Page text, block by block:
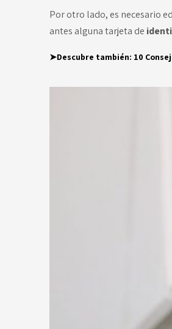
Por otro lado, es necesario
antes alguna tarjeta de
➤Descubre también: 10